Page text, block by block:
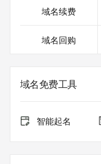
域名续费
域名回购
域名免费工具
智能起名